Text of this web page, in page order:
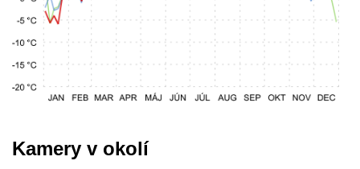
Kamery v okolí